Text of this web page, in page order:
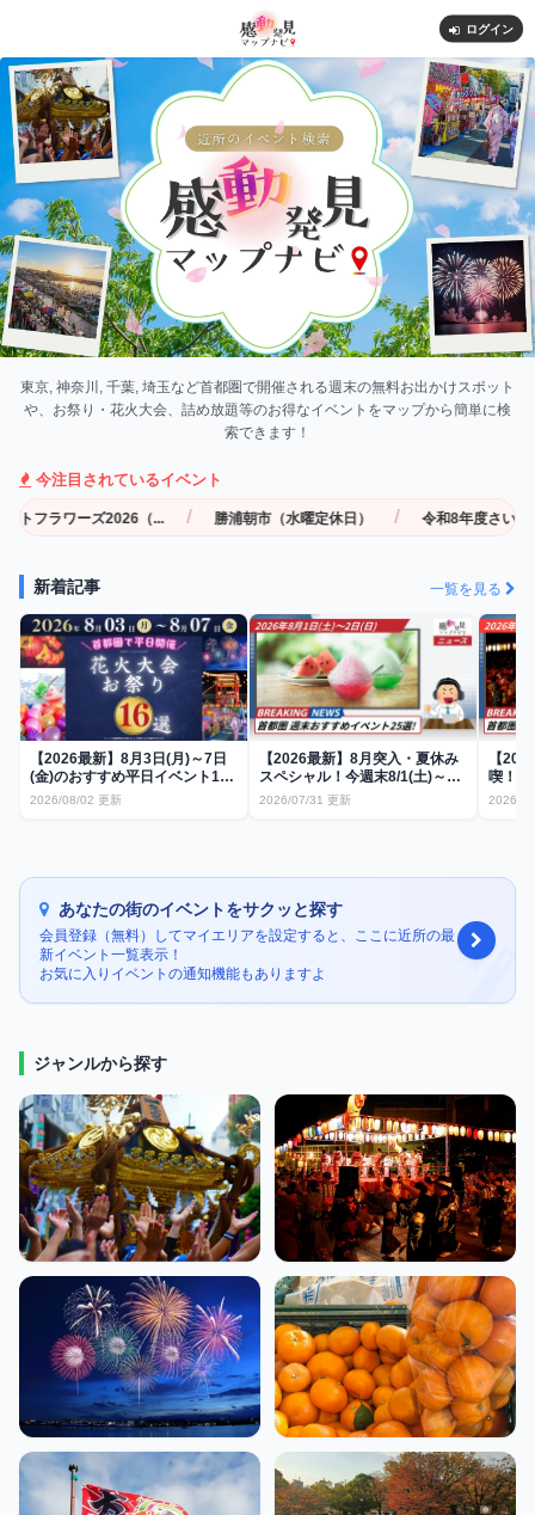
ログイン
東京都内をはじめ、神奈川、千葉、埼玉など首都圏のイベン
東京, 神奈川, 千葉, 埼玉など首都圏で開催される週末の無料お出かけスポット
や、お祭り・花火大会、詰め放題等のお得なイベントをマップから簡単に検
索できます！
今注目されているイベント
ラワーズ2026（... / 勝浦朝市（水曜定休日） / 令和8年度さいたま市
新着記事 一覧を見る
【2026最新】8月3日(月)～7日
(金)のおすすめ平日イベント16
選！仕事帰りに熱狂する夏祭り
2026/08/02 更新
【2026最新】8月突入・夏休み
スペシャル！今週末8/1(土)～
8/2(日)のおすすめ夏祭り＆花火
2026/07/31 更新
【
喫！仕
夏祭り
2026/
あなたの街のイベントをサクッと探す
会員登録（無料）してマイエリアを設定すると、ここに近所の最
新イベント一覧表示！
お気に入りイベントの通知機能もありますよ
ジャンルから探す
お祭り 盆踊り
花火大会・
ドローンショー
詰め放題